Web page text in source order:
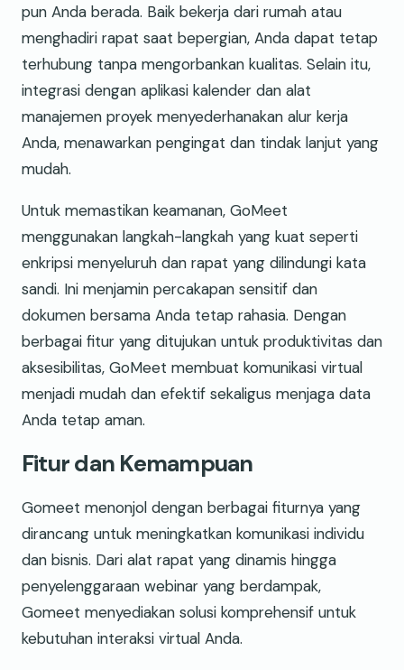
pun Anda berada. Baik bekerja dari rumah atau
menghadiri rapat saat bepergian, Anda dapat tetap
terhubung tanpa mengorbankan kualitas. Selain itu,
integrasi dengan aplikasi kalender dan alat
manajemen proyek menyederhanakan alur kerja
Anda, menawarkan pengingat dan tindak lanjut yang
mudah.
Untuk memastikan keamanan, GoMeet
menggunakan langkah-langkah yang kuat seperti
enkripsi menyeluruh dan rapat yang dilindungi kata
sandi. Ini menjamin percakapan sensitif dan
dokumen bersama Anda tetap rahasia. Dengan
berbagai fitur yang ditujukan untuk produktivitas dan
aksesibilitas, GoMeet membuat komunikasi virtual
menjadi mudah dan efektif sekaligus menjaga data
Anda tetap aman.
Fitur dan Kemampuan
Gomeet menonjol dengan berbagai fiturnya yang
dirancang untuk meningkatkan komunikasi individu
dan bisnis. Dari alat rapat yang dinamis hingga
penyelenggaraan webinar yang berdampak,
Gomeet menyediakan solusi komprehensif untuk
kebutuhan interaksi virtual Anda.